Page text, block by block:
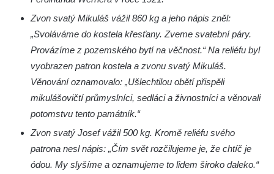
Kaple Panny Marie u bývalého zámku
Ledebour
Kaple svatého Michaela v Kozinci
Kostel Narození Panny Marie v Holubici
Kaple svatého Václava v Debrně
Hrobová kaple rodiny Nových na hřbitově v
Kralupech nad Vltavou
Hrobová kaple rodiny Hrubých II. na
Zvon svatý Mikuláš vážil 860 kg a jeho nápis zněl:
„Svoláváme do kostela křesťany. Zveme svatební páry.
Provázíme z pozemského bytí na věčnost.“ Na reliéfu byl
vyobrazen patron kostela a zvonu svatý Mikuláš.
Věnování oznamovalo: „Ušlechtilou obětí přispěli
mikulášovičtí průmyslníci, sedláci a živnostníci a věnovali
potomstvu tento památník.“
Zvon svatý Josef vážil 500 kg. Kromě reliéfu svého
patrona nesl nápis: „Čím svět rozčilujeme je, že chtíč je
ódou. My slyšíme a oznamujeme to lidem široko daleko.“